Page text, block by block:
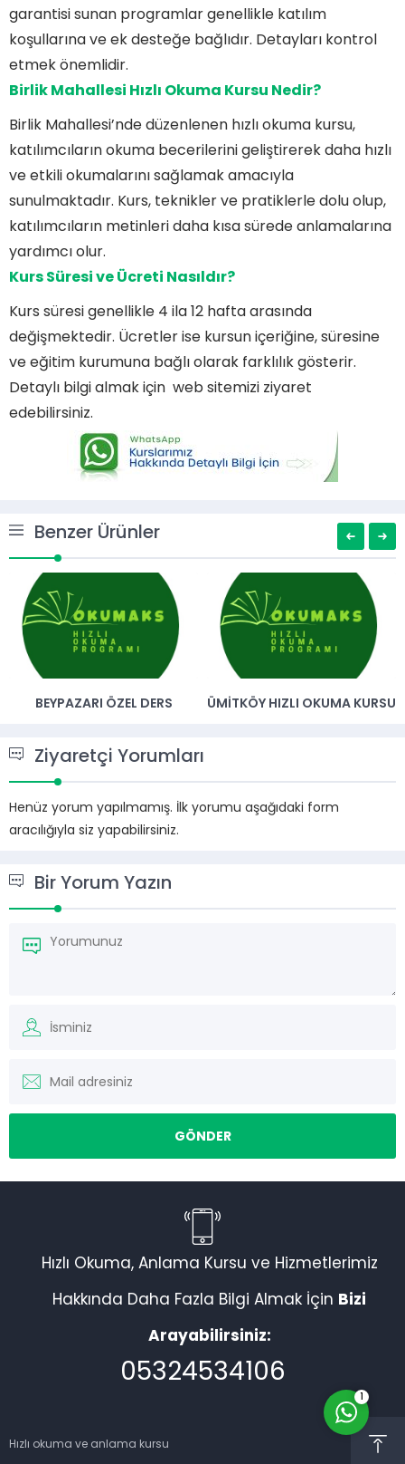
garantisi sunan programlar genellikle katılım
koşullarına ve ek desteğe bağlıdır. Detayları kontrol
etmek önemlidir.
Birlik Mahallesi Hızlı Okuma Kursu Nedir?
Birlik Mahallesi’nde düzenlenen hızlı okuma kursu,
katılımcıların okuma becerilerini geliştirerek daha hızlı
ve etkili okumalarını sağlamak amacıyla
sunulmaktadır. Kurs, teknikler ve pratiklerle dolu olup,
katılımcıların metinleri daha kısa sürede anlamalarına
yardımcı olur.
Kurs Süresi ve Ücreti Nasıldır?
Kurs süresi genellikle 4 ila 12 hafta arasında
değişmektedir. Ücretler ise kursun içeriğine, süresine
ve eğitim kurumuna bağlı olarak farklılık gösterir.
Detaylı bilgi almak için web sitemizi ziyaret
edebilirsiniz.
Benzer Ürünler
BEYPAZARI ÖZEL DERS ÜMITKÖY HIZLI OKUMA KURSU
Ziyaretçi Yorumları
Henüz yorum yapılmamış. İlk yorumu aşağıdaki form
aracılığıyla siz yapabilirsiniz.
Bir Yorum Yazın
Hızlı Okuma, Anlama Kursu ve Hizmetlerimiz
Hakkında Daha Fazla Bilgi Almak İçin Bizi
Arayabilirsiniz:
05324534106
Hızlı okuma ve anlama kursu
Müşteri Temsilcisi
Cevap Yaz
1